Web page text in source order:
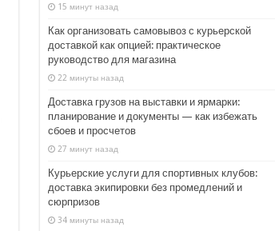
15 минут назад
Как организовать самовывоз с курьерской
доставкой как опцией: практическое
руководство для магазина
22 минуты назад
Доставка грузов на выставки и ярмарки:
планирование и документы — как избежать
сбоев и просчетов
27 минут назад
Курьерские услуги для спортивных клубов:
доставка экипировки без промедлений и
сюрпризов
34 минуты назад